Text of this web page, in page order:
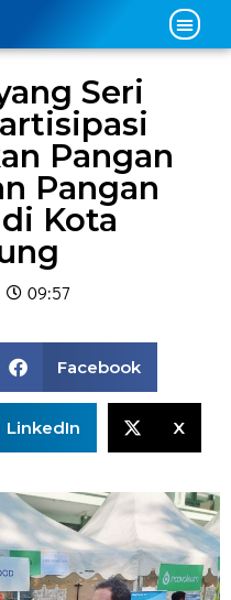
Seri
Pangan
Pangan
Kota
09:57
Facebook
LinkedIn X